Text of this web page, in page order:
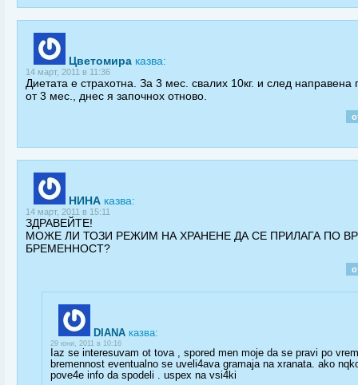
Цветомира казва:
14 март, 2011 в 11:36
Диетата е страхотна. За 3 мес. свалих 10кг. и след направена
от 3 мес., днес я започнох отново.
НИНА казва:
14 март, 2011 в 15:11
ЗДРАВЕЙТЕ!
МОЖЕ ЛИ ТОЗИ РЕЖИМ НА ХРАНЕНЕ ДА СЕ ПРИЛАГА ПО
БРЕМЕННОСТ?
DIANA казва:
29 юни, 2011 в 10:16
Iaz se interesuvam ot tova , spored men moje da se pravi po
bremennost eventualno se uveli4ava gramaja na xranata. ako
pove4e info da spodeli . uspex na vsi4ki